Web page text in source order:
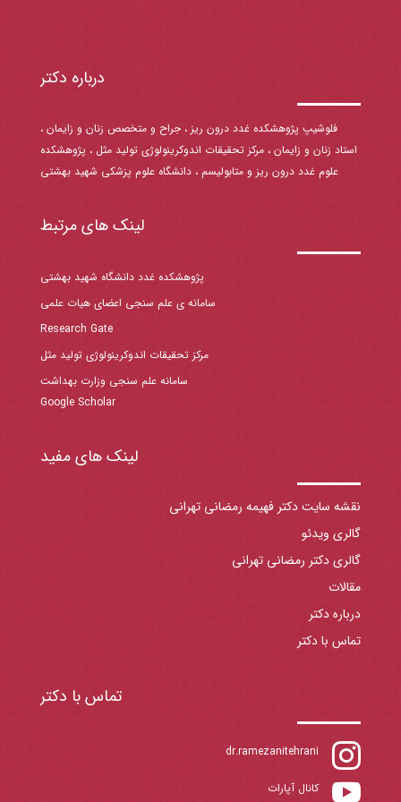
درباره دکتر
فلوشیپ پژوهشکده غدد درون ریز ، جراح و متخصص زنان و زایمان ،
استاد زنان و زایمان ، مرکز تحقیقات اندوکرینولوژی تولید مثل ، پژوهشکده
علوم غدد درون ریز و متابولیسم ، دانشگاه علوم پزشکی شهید بهشتی
لینک های مرتبط
پژوهشکده غدد دانشگاه شهید بهشتی
سامانه ی علم سنجی اعضای هیات علمی
Research Gate
مرکز تحقیقات اندوکرینولوژی تولید مثل
سامانه علم سنجی وزارت بهداشت
Google Scholar
لینک های مفید
نقشه سایت دکتر فهیمه رمضانی تهرانی
گالری ویدئو
گالری دکتر رمضانی تهرانی
مقالات
درباره دکتر
تماس با دکتر
تماس با دکتر

dr.ramezanitehrani
 کانال آپارات